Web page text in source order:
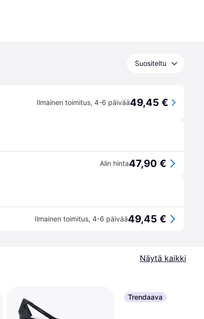
Suositeltu
Ilmainen toimitus, 4-6 päivää49,45 €
Alin hinta47,90 €
Ilmainen toimitus, 4-6 päivää49,45 €
Näytä kaikki
Trendaava